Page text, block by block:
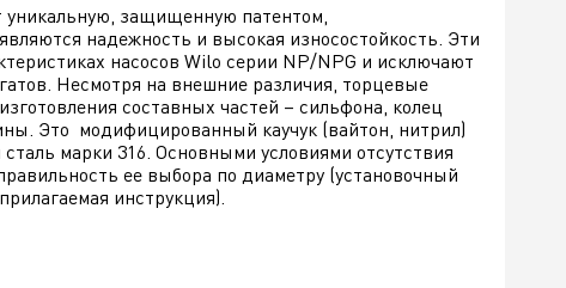
уникальную, защищенную патентом,
надежность и высокая износостойкость. Эти
насосов Wilo серии NP/NPG и исключают
Несмотря на внешние различия, торцевые
составных частей – сильфона, колец
Это модифицированный каучук (вайтон, нитрил)
марки 316. Основными условиями отсутствия
ее выбора по диаметру (установочный
инструкция).